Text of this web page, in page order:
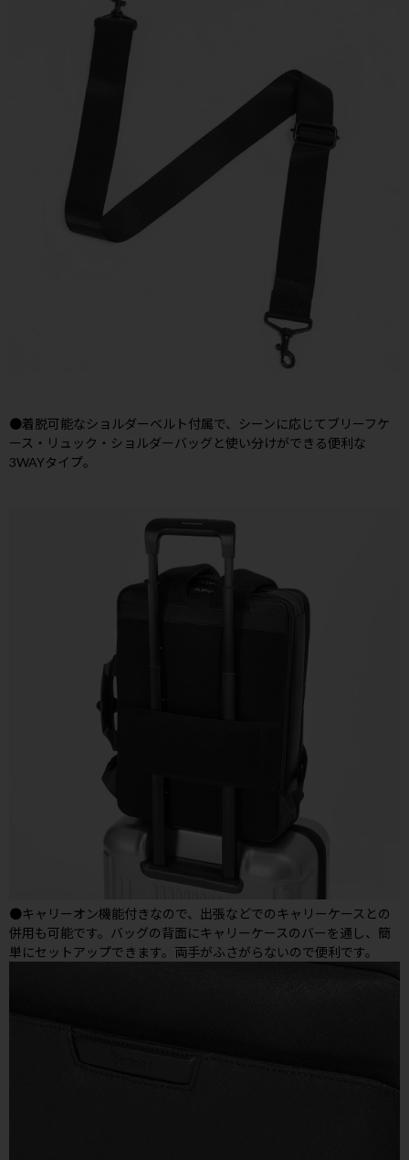
●着脱可能なショルダーベルト付属で、シーンに応じてブリーフケ
ース・リュック・ショルダーバッグと使い分けができる便利な
3WAYタイプ。
●キャリーオン機能付きなので、出張などでのキャリーケースとの
併用も可能です。バッグの背面にキャリーケースのバーを通し、簡
単にセットアップできます。両手がふさがらないので便利です。